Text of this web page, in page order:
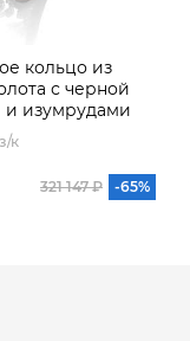
кольцо из
с черной
и изумрудами
к
321 147 ₽ -65%